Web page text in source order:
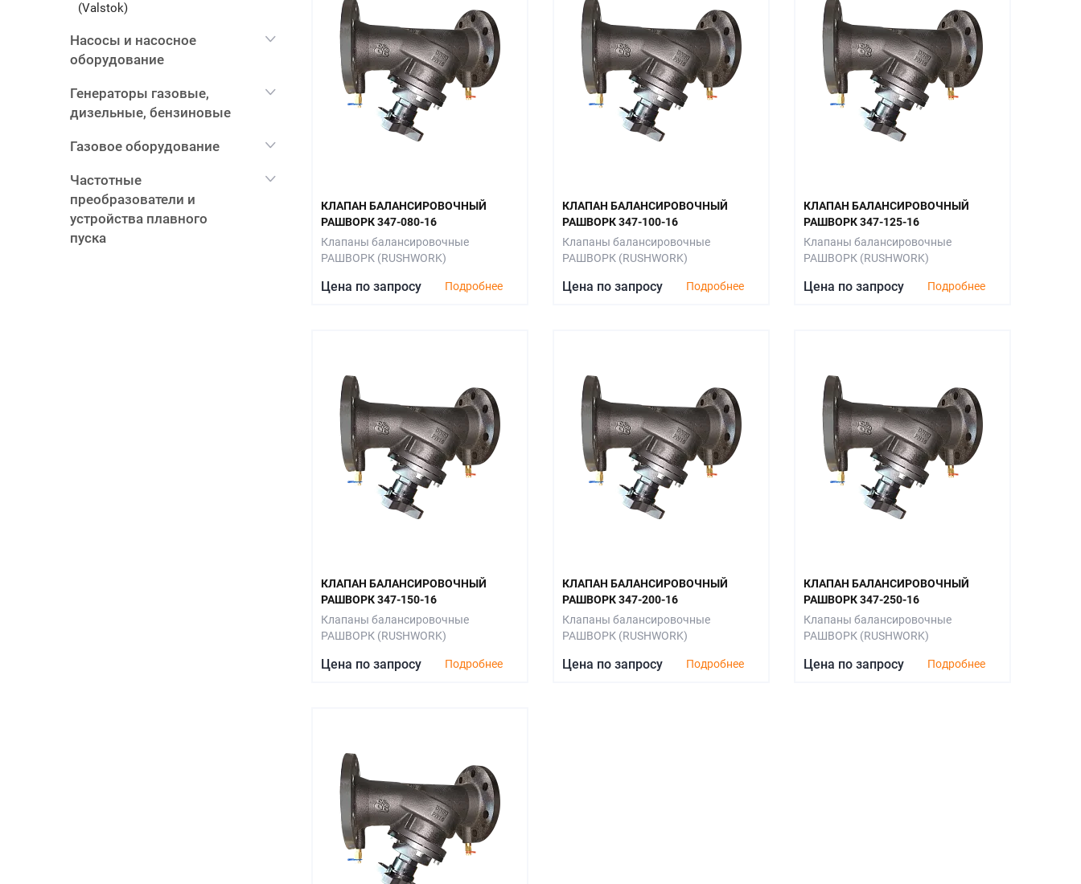
(Valstok)
Насосы и насосное
оборудование
Генераторы газовые,
дизельные, бензиновые
Газовое оборудование
Частотные
преобразователи и
устройства плавного
пуска
КЛАПАН БАЛАНСИРОВОЧНЫЙ
РАШВОРК 347-080-16
Клапаны балансировочные
РАШВОРК (RUSHWORK)
Цена по запросу Подробнее
КЛАПАН БАЛАНСИРОВОЧНЫЙ
РАШВОРК 347-100-16
Клапаны балансировочные
РАШВОРК (RUSHWORK)
Цена по запросу Подробнее
КЛАПАН БАЛАНСИРОВОЧНЫЙ
РАШВОРК 347-125-16
Клапаны балансировочные
РАШВОРК (RUSHWORK)
Цена по запросу Подробнее
КЛАПАН БАЛАНСИРОВОЧНЫЙ
РАШВОРК 347-150-16
Клапаны балансировочные
РАШВОРК (RUSHWORK)
Цена по запросу Подробнее
КЛАПАН БАЛАНСИРОВОЧНЫЙ
РАШВОРК 347-200-16
Клапаны балансировочные
РАШВОРК (RUSHWORK)
Цена по запросу Подробнее
КЛАПАН БАЛАНСИРОВОЧНЫЙ
РАШВОРК 347-250-16
Клапаны балансировочные
РАШВОРК (RUSHWORK)
Цена по запросу Подробнее